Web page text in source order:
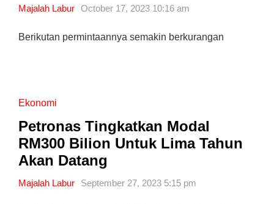
Majalah Labur October 17, 2023 10:16 am
Berikutan permintaannya semakin berkurangan
Ekonomi
Petronas Tingkatkan Modal
RM300 Bilion Untuk Lima Tahun
Akan Datang
Majalah Labur September 27, 2023 5:15 pm